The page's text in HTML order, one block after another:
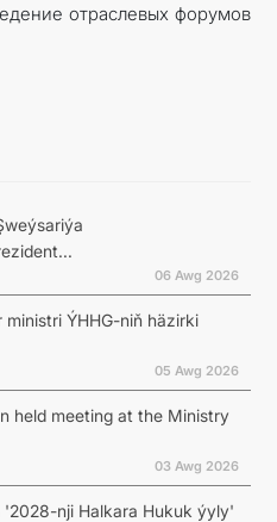
отраслевых форумов
06 Awg 2026
ÝHHG-niň häzirki
05 Awg 2026
held meeting at the Ministry
03 Awg 2026
'2028-nji Halkara Hukuk ýyly'